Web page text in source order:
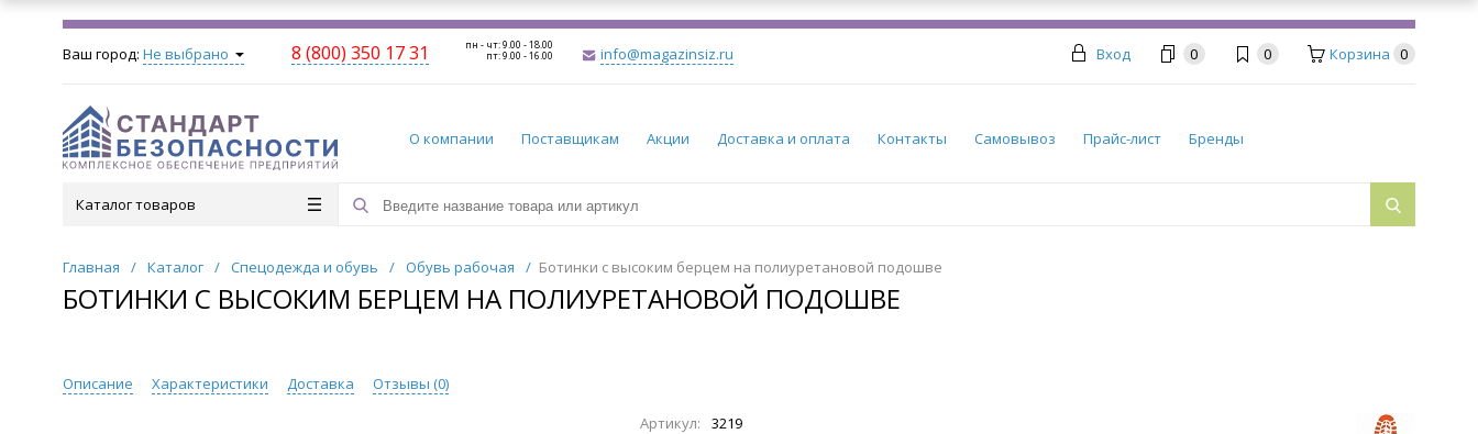
Ваш город: Не выбрано 8 (800) 350 17 31 пн - чт: 9.00 - 18.00
пт: 9.00 - 16.00 info@magazinsiz.ru Вход 0 0 Корзина 0
О компании Поставщикам Акции Доставка и оплата Контакты Самовывоз Прайс-лист Бренды
Каталог товаров
Главная / Каталог / Спецодежда и обувь / Обувь рабочая / Ботинки с высоким берцем на полиуретановой подошве
БОТИНКИ С ВЫСОКИМ БЕРЦЕМ НА ПОЛИУРЕТАНОВОЙ ПОДОШВЕ
Описание Характеристики Доставка Отзывы (0)
Артикул: 3219